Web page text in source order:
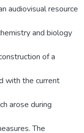
audiovisual resource
and biology
of a
with the current
arose during
The